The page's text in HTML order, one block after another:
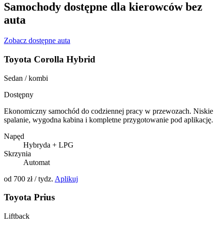
Samochody dostępne dla kierowców bez
auta
Zobacz dostępne auta
Toyota Corolla Hybrid
Sedan / kombi
Dostępny
Ekonomiczny samochód do codziennej pracy w przewozach. Niskie
spalanie, wygodna kabina i kompletne przygotowanie pod aplikację.
Napęd
Hybryda + LPG
Skrzynia
Automat
od 700 zł / tydz. Aplikuj
Toyota Prius
Liftback